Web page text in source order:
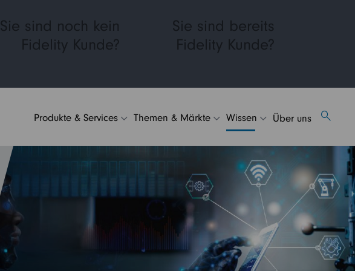
Sie sind noch kein
Fidelity Kunde?
Sie sind bereits
Fidelity Kunde?
Produkte & Services Themen & Märkte Wissen Über uns